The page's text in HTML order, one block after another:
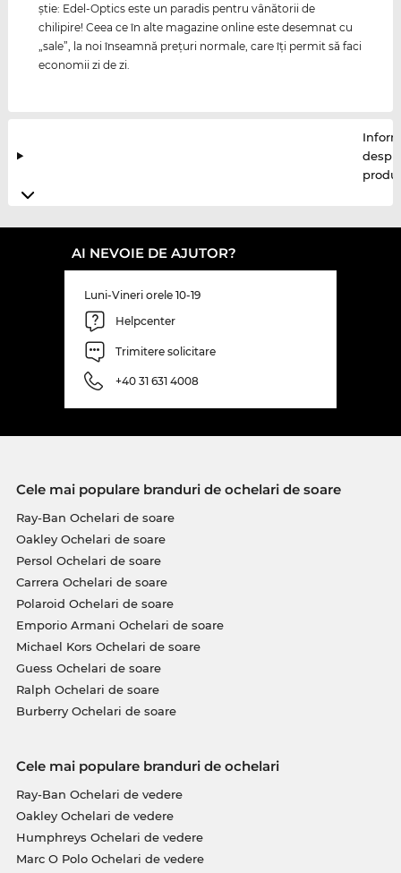
ştie: Edel-Optics este un paradis pentru vânătorii de
chilipire! Ceea ce în alte magazine online este desemnat cu
„sale”, la noi înseamnă preţuri normale, care îţi permit să faci
economii zi de zi.
AI NEVOIE DE AJUTOR?
Luni-Vineri orele 10-19
Helpcenter
Trimitere solicitare
+40 31 631 4008
Cele mai populare branduri de ochelari de soare
Ray-Ban Ochelari de soare
Oakley Ochelari de soare
Persol Ochelari de soare
Carrera Ochelari de soare
Polaroid Ochelari de soare
Emporio Armani Ochelari de soare
Michael Kors Ochelari de soare
Guess Ochelari de soare
Ralph Ochelari de soare
Burberry Ochelari de soare
Cele mai populare branduri de ochelari
Ray-Ban Ochelari de vedere
Oakley Ochelari de vedere
Humphreys Ochelari de vedere
Marc O Polo Ochelari de vedere